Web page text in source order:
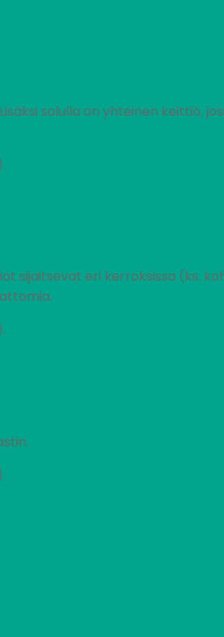
solulla on yhteinen keittiö,
sijaitsevat eri kerroksissa (ks.